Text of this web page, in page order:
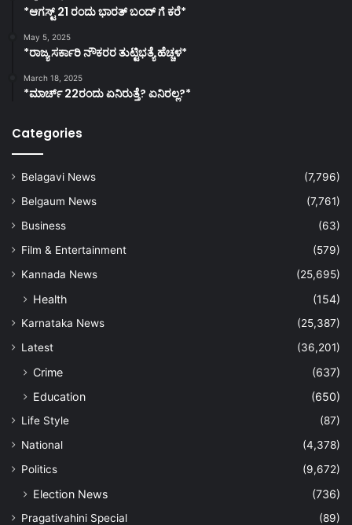
*ಆಗಸ್ಟ್ 21 ರಂದು ಭಾರತ್‌ ಬಂದ್‌ ಗೆ ಕರೆ*
May 5, 2025
*ರಾಜ್ಯ ಸರ್ಕಾರಿ ನೌಕರರ ತುಟ್ಟಿಭತ್ಯೆ ಹೆಚ್ಚಳ*
March 18, 2025
*ಮಾರ್ಚ್ 22ರಂದು ಏನಿರುತ್ತೆ? ಏನಿರಲ್ಲ?*
Categories
Belagavi News
(7,796)
Belgaum News
(7,761)
Business
(63)
Film & Entertainment
(579)
Kannada News
(25,695)
Health (154)
Karnataka News
(25,387)
Latest
(36,201)
Crime
(637)
Education
(650)
Life Style
(87)
National
(4,378)
Politics
(9,672)
Election News (736)
Pragativahini Special
(89)